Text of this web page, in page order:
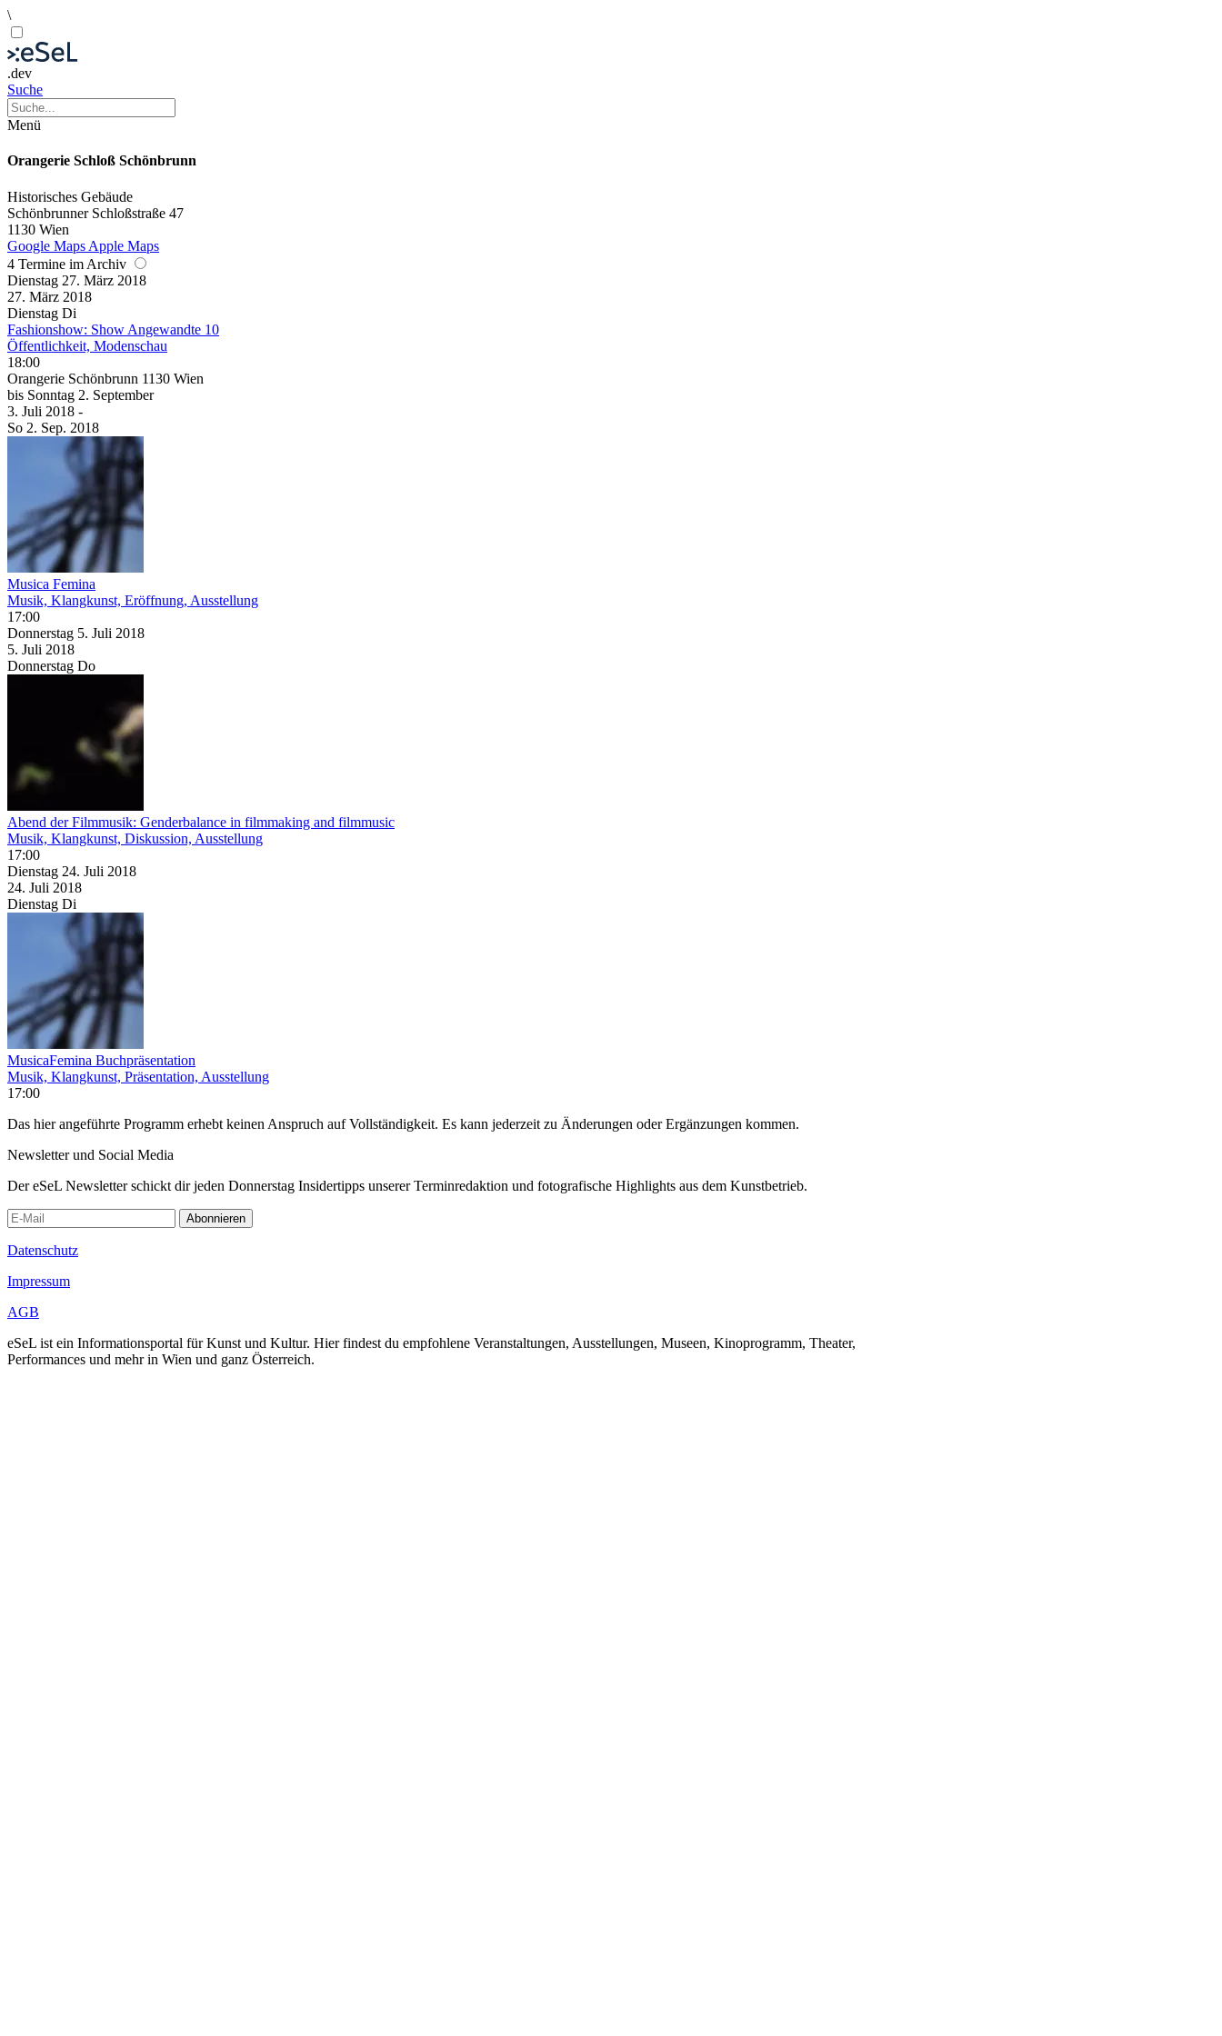
\
.dev
Suche
Menü
Orangerie Schloß Schönbrunn
Historisches Gebäude
Schönbrunner Schloßstraße 47
1130 Wien
Google Maps Apple Maps
4 Termine im Archiv
Dienstag 27. März 2018
27. März 2018
Dienstag Di
Fashionshow: Show Angewandte 10
Öffentlichkeit, Modenschau
18:00
Orangerie Schönbrunn 1130 Wien
bis Sonntag 2. September
3. Juli 2018 -
So 2. Sep. 2018
Musica Femina
Musik, Klangkunst, Eröffnung, Ausstellung
17:00
Donnerstag 5. Juli 2018
5. Juli 2018
Donnerstag Do
Abend der Filmmusik: Genderbalance in filmmaking and filmmusic
Musik, Klangkunst, Diskussion, Ausstellung
17:00
Dienstag 24. Juli 2018
24. Juli 2018
Dienstag Di
MusicaFemina Buchpräsentation
Musik, Klangkunst, Präsentation, Ausstellung
17:00
Das hier angeführte Programm erhebt keinen Anspruch auf Vollständigkeit. Es kann jederzeit zu Änderungen oder Ergänzungen kommen.
Newsletter und Social Media
Der eSeL Newsletter schickt dir jeden Donnerstag Insidertipps unserer Terminredaktion und fotografische Highlights aus dem Kunstbetrieb.
Abonnieren
Datenschutz
Impressum
AGB
eSeL ist ein Informationsportal für Kunst und Kultur. Hier findest du empfohlene Veranstaltungen, Ausstellungen, Museen, Kinoprogramm, Theater,
Performances und mehr in Wien und ganz Österreich.